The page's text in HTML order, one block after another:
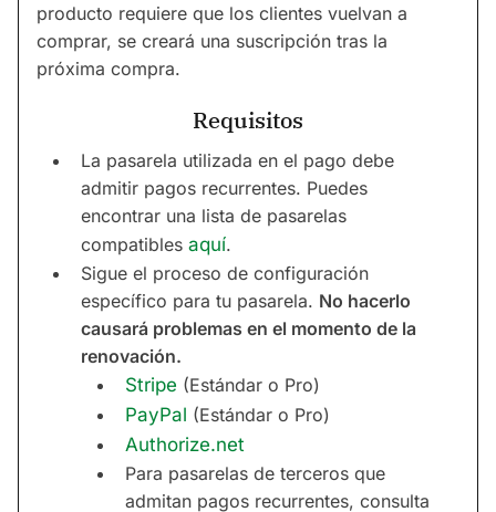
producto requiere que los clientes vuelvan a
comprar, se creará una suscripción tras la
próxima compra.
Requisitos
La pasarela utilizada en el pago debe
admitir pagos recurrentes. Puedes
encontrar una lista de pasarelas
compatibles aquí.
Sigue el proceso de configuración
específico para tu pasarela. No hacerlo
causará problemas en el momento de la
renovación.
Stripe (Estándar o Pro)
PayPal (Estándar o Pro)
Authorize.net
Para pasarelas de terceros que
admitan pagos recurrentes, consulta